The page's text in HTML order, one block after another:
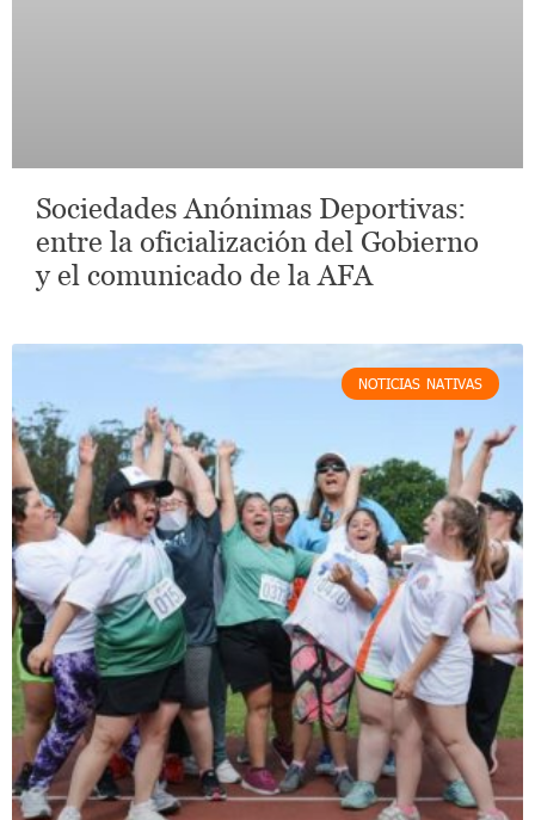
Sociedades Anónimas Deportivas:
entre la oficialización del Gobierno
y el comunicado de la AFA
NOTICIAS NATIVAS